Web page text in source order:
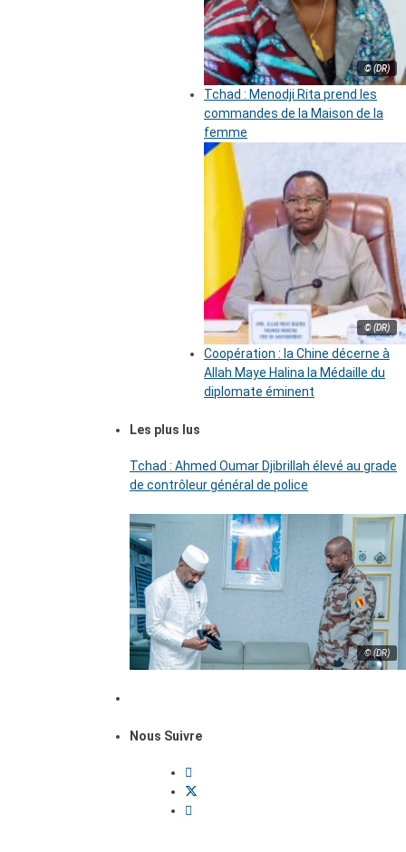
© (DR)
Tchad : Menodji Rita prend les
commandes de la Maison de la
femme
© (DR)
Coopération : la Chine décerne à
Allah Maye Halina la Médaille du
diplomate éminent
Les plus lus
Tchad : Ahmed Oumar Djibrillah élevé au grade
de contrôleur général de police
© (DR)
Nous Suivre